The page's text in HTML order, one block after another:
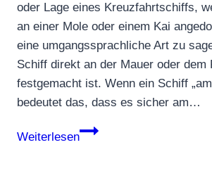
oder Lage eines Kreuzfahrtschiffs,
an einer Mole oder einem Kai
eine umgangssprachliche Art zu
Schiff direkt an der Mauer oder dem
festgemacht ist. Wenn ein Schiff
bedeutet das, dass es sicher am…
Weiterlesen
Am